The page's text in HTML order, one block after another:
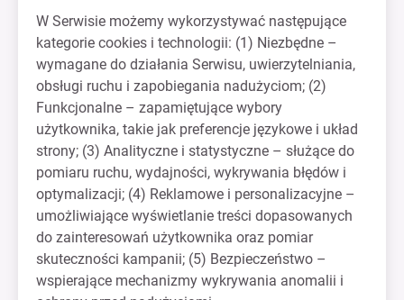
W Serwisie możemy wykorzystywać następujące
kategorie cookies i technologii: (1) Niezbędne –
wymagane do działania Serwisu, uwierzytelniania,
obsługi ruchu i zapobiegania nadużyciom; (2)
Funkcjonalne – zapamiętujące wybory
użytkownika, takie jak preferencje językowe i układ
strony; (3) Analityczne i statystyczne – służące do
pomiaru ruchu, wydajności, wykrywania błędów i
optymalizacji; (4) Reklamowe i personalizacyjne –
umożliwiające wyświetlanie treści dopasowanych
do zainteresowań użytkownika oraz pomiar
skuteczności kampanii; (5) Bezpieczeństwo –
wspierające mechanizmy wykrywania anomalii i